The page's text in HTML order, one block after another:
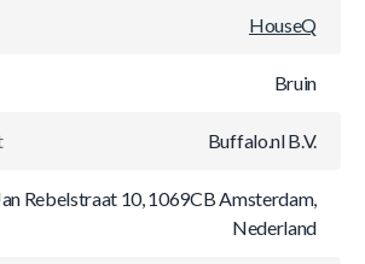
HouseQ
Bruin
Buffalo.nl B.V.
Rebelstraat 10, 1069CB Amsterdam,
Nederland